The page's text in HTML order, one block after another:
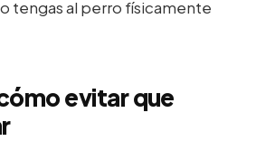
tengas al perro físicamente
evitar que